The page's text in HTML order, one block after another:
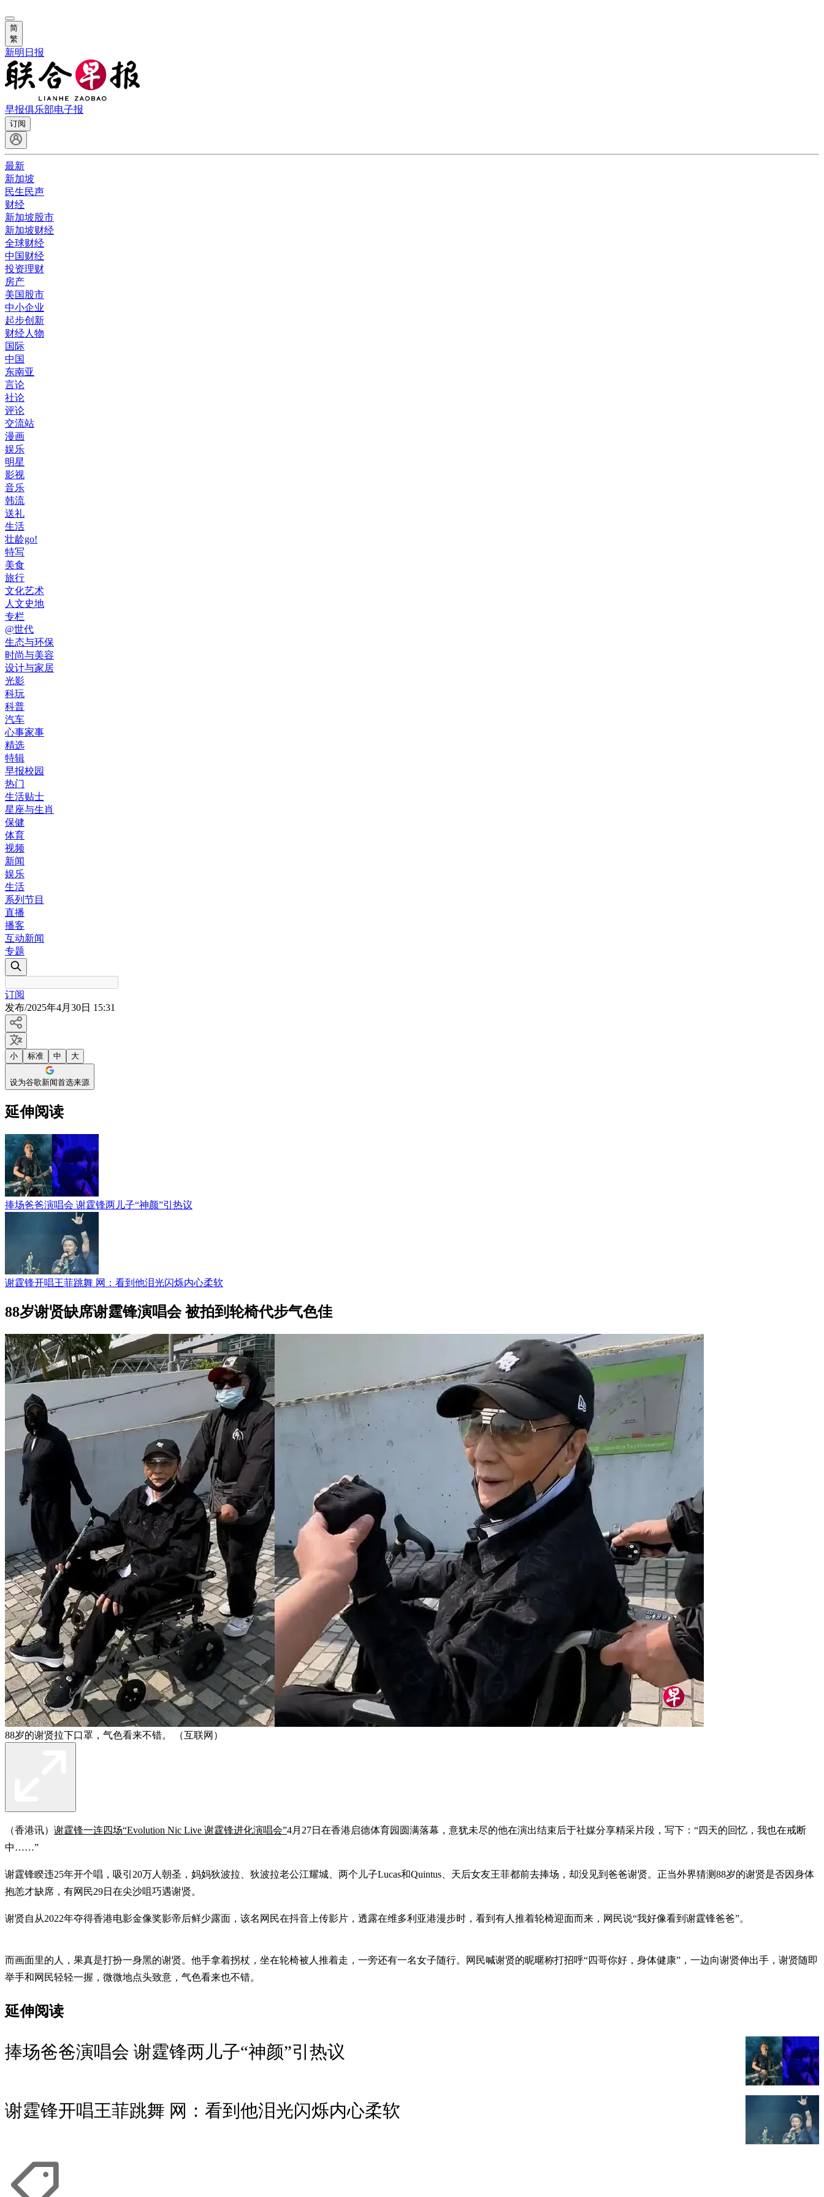
简
繁
新明日报
早报俱乐部电子报
订阅
最新
新加坡
民生民声
财经
新加坡股市
新加坡财经
全球财经
中国财经
投资理财
房产
美国股市
中小企业
起步创新
财经人物
国际
中国
东南亚
言论
社论
评论
交流站
漫画
娱乐
明星
影视
音乐
韩流
送礼
生活
壮龄go!
特写
美食
旅行
文化艺术
人文史地
专栏
@世代
生态与环保
时尚与美容
设计与家居
光影
科玩
科普
汽车
心事家事
精选
特辑
早报校园
热门
生活贴士
星座与生肖
保健
体育
视频
新闻
娱乐
生活
系列节目
直播
播客
互动新闻
专题
订阅
发布/2025年4月30日 15:31
小 标准 中 大
设为谷歌新闻首选来源
延伸阅读
捧场爸爸演唱会 谢霆锋两儿子“神颜”引热议
谢霆锋开唱王菲跳舞 网：看到他泪光闪烁内心柔软
88岁谢贤缺席谢霆锋演唱会 被拍到轮椅代步气色佳
88岁的谢贤拉下口罩，气色看来不错。 （互联网）
（香港讯） 谢霆锋一连四场“Evolution Nic Live 谢霆锋进化演唱会”4月27日在香港启德体育园圆满落幕，意犹未尽的他在演出结束后于社媒分享精采片段，写下：“四天的回忆，我也在戒断
中……”
谢霆锋睽违25年开个唱，吸引20万人朝圣，妈妈狄波拉、狄波拉老公江耀城、两个儿子Lucas和Quintus、天后女友王菲都前去捧场，却没见到爸爸谢贤。正当外界猜测88岁的谢贤是否因身体
抱恙才缺席，有网民29日在尖沙咀巧遇谢贤。
谢贤自从2022年夺得香港电影金像奖影帝后鲜少露面，该名网民在抖音上传影片，透露在维多利亚港漫步时，看到有人推着轮椅迎面而来，网民说“我好像看到谢霆锋爸爸”。
而画面里的人，果真是打扮一身黑的谢贤。他手拿着拐杖，坐在轮椅被人推着走，一旁还有一名女子随行。网民喊谢贤的昵暱称打招呼“四哥你好，身体健康”，一边向谢贤伸出手，谢贤随即
举手和网民轻轻一握，微微地点头致意，气色看来也不错。
延伸阅读
捧场爸爸演唱会 谢霆锋两儿子“神颜”引热议
谢霆锋开唱王菲跳舞 网：看到他泪光闪烁内心柔软